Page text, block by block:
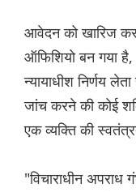
आवेदन को खारिज
ऑफिशियो बन गया
न्यायाधीश निर्णय
जांच करने की कोई
एक व्यक्ति की
"विचाराधीन